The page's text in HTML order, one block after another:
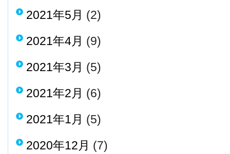
2021年5月 (2)
2021年4月 (9)
2021年3月 (5)
2021年2月 (6)
2021年1月 (5)
2020年12月 (7)